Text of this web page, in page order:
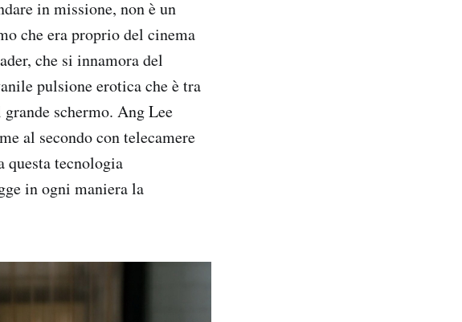
in missione, non è un
che era proprio del cinema
che si innamora del
pulsione erotica che è tra
schermo. Ang Lee
al secondo con telecamere
questa tecnologia
in ogni maniera la